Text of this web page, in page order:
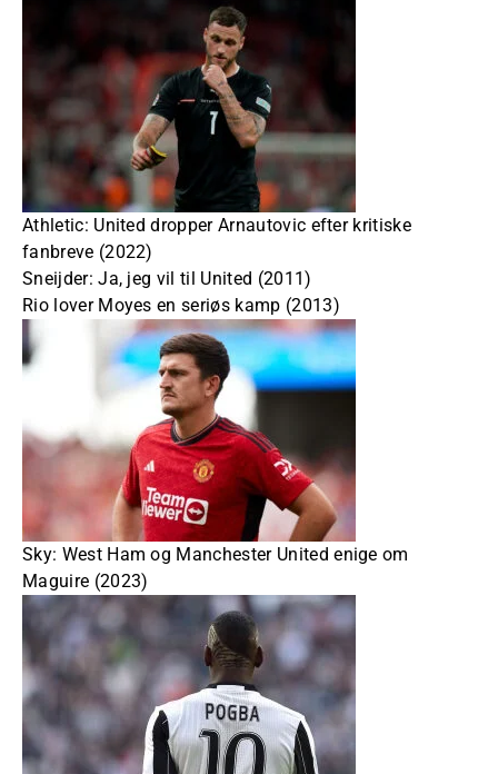
Athletic: United dropper Arnautovic efter kritiske
fanbreve (2022)
Sneijder: Ja, jeg vil til United (2011)
Rio lover Moyes en seriøs kamp (2013)
Sky: West Ham og Manchester United enige om
Maguire (2023)